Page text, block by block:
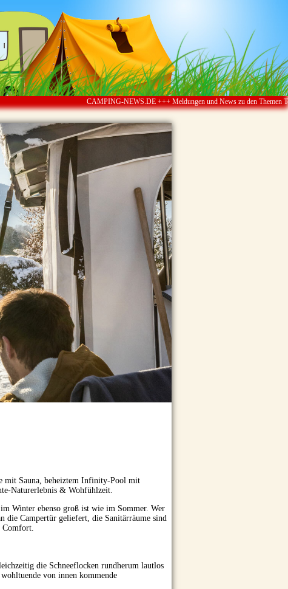
CAMPING-NEWS.DE +++ Meldungen und News zu den Themen Touristik
mit Sauna, beheiztem Infinity-Pool mit
Naturerlebnis & Wohfühlzeit.
Winter ebenso groß ist wie im Sommer. Wer
die Campertür geliefert, die Sanitärräume sind
Comfort.
die Schneeflocken rundherum lautlos
von innen kommende